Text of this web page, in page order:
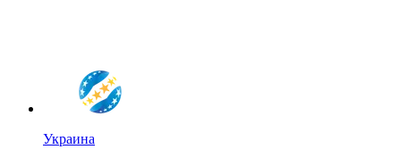
Украина